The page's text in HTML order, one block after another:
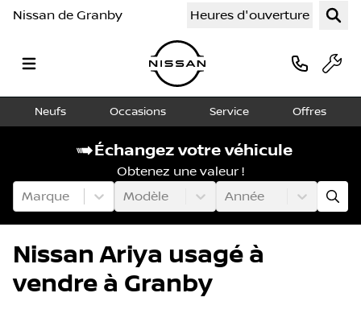
Nissan de Granby Heures d'ouverture
Neufs Occasions Service Offres
Échangez votre véhicule
Obtenez une valeur !
Marque
Modèle Année
Nissan Ariya usagé à
vendre à Granby